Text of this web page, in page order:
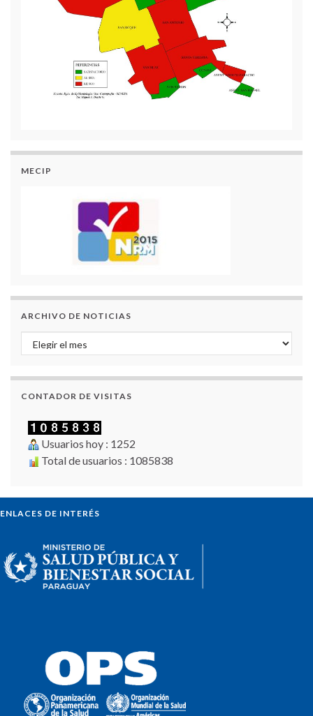
MECIP
ARCHIVO DE NOTICIAS
Archivo de Noticias
CONTADOR DE VISITAS
Usuarios hoy : 1252
Total de usuarios : 1085838
ENLACES DE INTERÉS